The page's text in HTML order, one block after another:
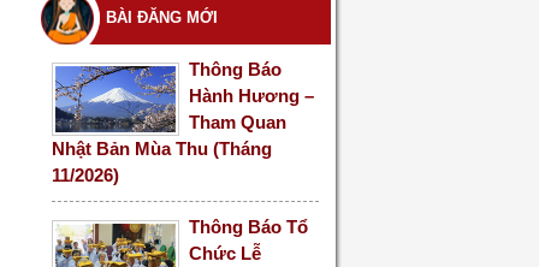
BÀI ĐĂNG MỚI
Thông Báo
Hành Hương –
Tham Quan
Nhật Bản Mùa Thu (Tháng
11/2026)
Thông Báo Tổ
Chức Lễ